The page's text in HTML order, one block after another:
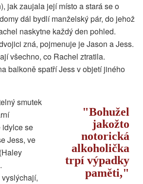
jak zaujala její místo a stará se o
dál bydlí manželský pár, do jehož
naskytne každý den pohled.
zná, pojmenuje je Jason a Jess.
všechno, co Rachel ztratila.
balkoně spatří Jess v objetí jiného
Bohužel
jakožto
notorická
alkoholička
trpí výpadky
paměti,
smutek
idylce se
Jess, ve